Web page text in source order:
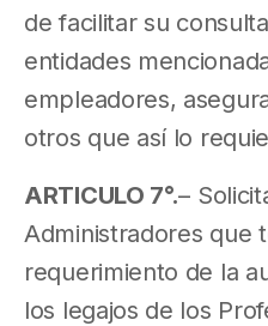
de facilitar su
entidades
empleadores,
otros que así lo
ARTICULO 7°.–
Administradores que
requerimiento de la
los legajos de los